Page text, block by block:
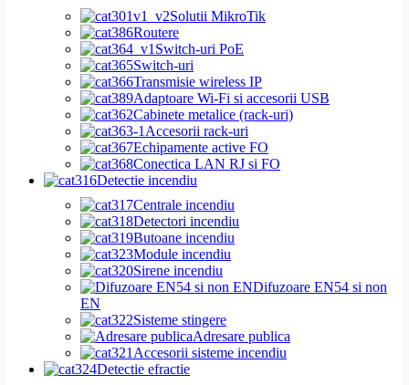
Solutii MikroTik
Routere
Switch-uri PoE
Switch-uri
Transmisie wireless IP
Adaptoare Wi-Fi si accesorii USB
Cabinete metalice (rack-uri)
Accesorii rack-uri
Echipamente active FO
Conectica LAN RJ si FO
Detectie incendiu
Centrale incendiu
Detectori incendiu
Butoane incendiu
Module incendiu
Sirene incendiu
Difuzoare EN54 si non
EN
Sisteme stingere
Adresare publica
Accesorii sisteme incendiu
Detectie efractie